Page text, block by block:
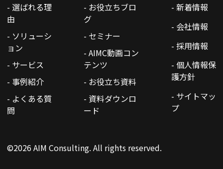
- 選ばれる理
由
- ソリューシ
ョン
- サービス
- 事例紹介
- よくある質
問
- お役立ちブロ
グ
- セミナー
- AIMC動画コン
テンツ
- お役立ち資料
- 資料ダウンロ
ード
- 新着情報
- 会社情報
- 採用情報
- 個人情報保
護方針
- サイトマッ
プ
©2026 AIM Consulting. All rights reserved.